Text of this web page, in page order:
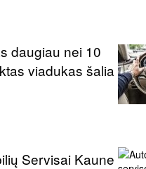
daugiau nei 10
viadukas šalia
Servisai Kaune